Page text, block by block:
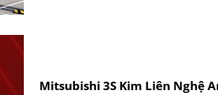
Mitsubishi 3S Kim Liên Nghệ